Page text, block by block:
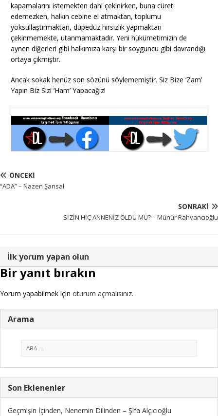
kapamalarını istemekten dahi çekinirken, buna cüret
edemezken, halkın cebine el atmaktan, toplumu
yoksullaştırmaktan, düpedüz hırsızlık yapmaktan
çekinmemekte, utanmamaktadır. Yeni hükümetimizin de
aynen diğerleri gibi halkımıza karşı bir soyguncu gibi davrandığı
ortaya çıkmıştır.
Ancak sokak henüz son sözünü söylememiştir. Siz Bize ‘Zam’
Yapın Biz Sizi ‘Ham’ Yapacağız!
ÖNCEKI
“ADA” – Nazen Şansal
SONRAKI
SİZİN HİÇ ANNENİZ ÖLDÜ MÜ? – Münür Rahvancıoğlu
İlk yorum yapan olun
Bir yanıt bırakın
Yorum yapabilmek için oturum açmalısınız.
Arama
Son Eklenenler
Geçmişin İçinden, Nenemin Dilinden – Şifa Alçıcıoğlu